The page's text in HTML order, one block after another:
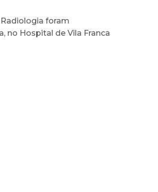
foram
no Hospital de Vila Franca